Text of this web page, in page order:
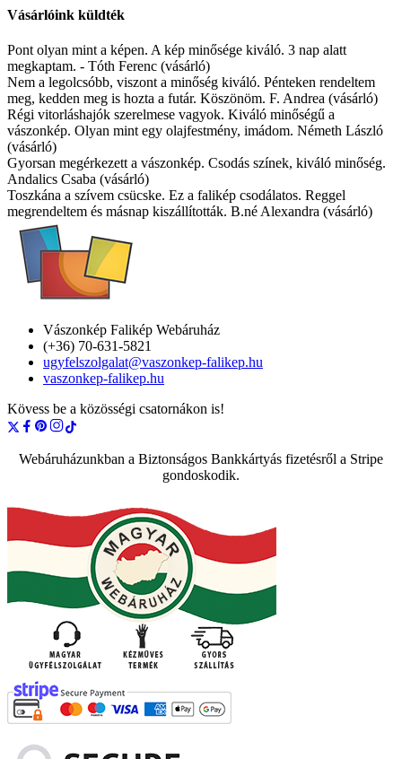
Vásárlóink küldték
Pont olyan mint a képen. A kép minősége kiváló. 3 nap alatt
megkaptam. - Tóth Ferenc (vásárló)
Nem a legolcsóbb, viszont a minőség kiváló. Pénteken rendeltem
meg, kedden meg is hozta a futár. Köszönöm. F. Andrea (vásárló)
Régi vitorláshajók szerelmese vagyok. Kiváló minőségű a
vászonkép. Olyan mint egy olajfestmény, imádom. Németh László
(vásárló)
Gyorsan megérkezett a vászonkép. Csodás színek, kiváló minőség.
Andalics Csaba (vásárló)
Toszkána a szívem csücske. Ez a falikép csodálatos. Reggel
megrendeltem és másnap kiszállították. B.né Alexandra (vásárló)
Vászonkép Falikép Webáruház
(+36) 70-631-5821
ugyfelszolgalat@vaszonkep-falikep.hu
vaszonkep-falikep.hu
Kövess be a közösségi csatornákon is!
Webáruházunkban a Biztonságos Bankkártyás fizetésről a Stripe
gondoskodik.